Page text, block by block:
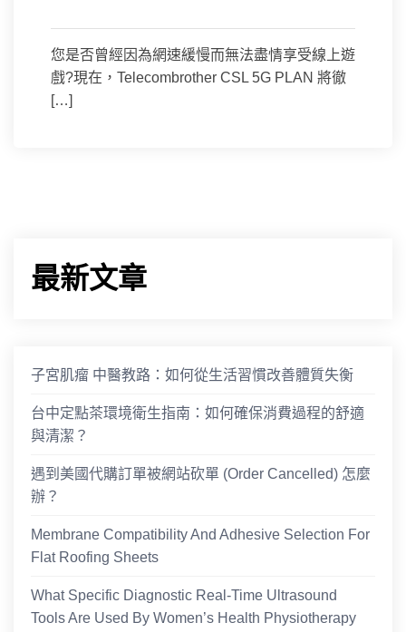
您是否曾經因為網速緩慢而無法盡情享受線上遊
戲?現在，Telecombrother CSL 5G PLAN 將徹
[…]
最新文章
子宮肌瘤 中醫教路：如何從生活習慣改善體質失衡
台中定點茶環境衛生指南：如何確保消費過程的舒適
與清潔？
遇到美國代購訂單被網站砍單 (Order Cancelled) 怎麼
辦？
Membrane Compatibility And Adhesive Selection For
Flat Roofing Sheets
What Specific Diagnostic Real-Time Ultrasound
Tools Are Used By Women’s Health Physiotherapy